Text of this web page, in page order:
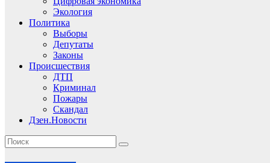
Экология
Политика
Выборы
Депутаты
Законы
Происшествия
ДТП
Криминал
Пожары
Скандал
Дзен.Новости